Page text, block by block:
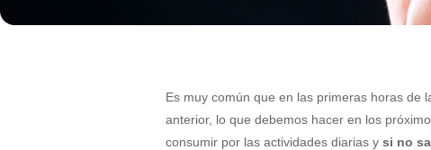
Es muy común que en las primeras horas de
anterior, lo que debemos hacer en los
consumir por las actividades diarias y si no